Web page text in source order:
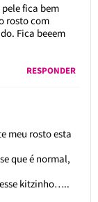
fica bem
rosto com
Fica beeem
RESPONDER
meu rosto esta
que é normal,
kitzinho…..